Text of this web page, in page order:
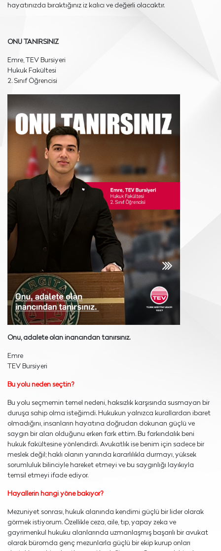
hayatınızda bıraktığınız iz kalıcı ve değerli olacaktır.
ONU TANIRSINIZ
Emre, TEV Bursiyeri
Hukuk Fakültesi
2. Sınıf Öğrencisi
Onu, adalete olan inancından tanırsınız.
Emre
TEV Bursiyeri
Bu yolu neden seçtin?
Bu yolu seçmemin temel nedeni, haksızlık karşısında susmayan bir
duruşa sahip olma isteğimdi. Hukukun yalnızca kurallardan ibaret
olmadığını, insanların hayatına doğrudan dokunan güçlü ve
saygın bir alan olduğunu erken fark ettim. Bu farkındalık beni
hukuk fakültesine yönlendirdi. Avukatlık ise benim için sadece bir
meslek değil; haklı olanın yanında kararlılıkla durmayı, yüksek
sorumluluk bilinciyle hareket etmeyi ve bu saygınlığı layıkıyla
temsil etmeyi ifade ediyor.
Hayallerin hangi yöne bakıyor?
Mezuniyet sonrası, hukuk alanında kendimi güçlü bir lider olarak
görmek istiyorum. Özellikle ceza, aile, tıp, yapay zeka ve
gayrimenkul hukuku alanlarında uzmanlaşmış başarılı bir avukat
olarak büromda genç mezunlarla güçlü bir ekip kurup onları